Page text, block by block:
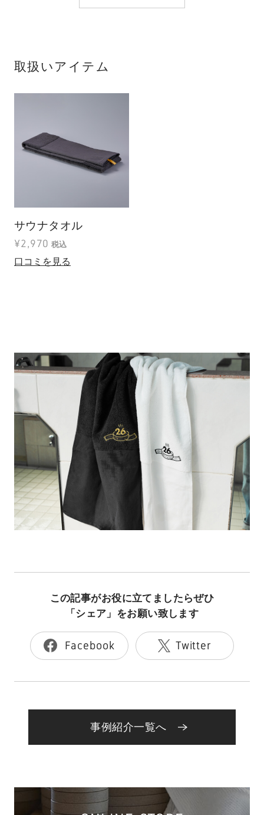
取扱いアイテム
サウナタオル
¥2,970 税込
口コミを見る
この記事がお役に立てましたらぜひ
「シェア」をお願い致します
Facebook Twitter
事例紹介一覧へ